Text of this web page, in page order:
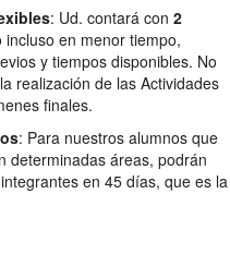
: Ud. contará con 2
en menor tiempo,
y tiempos disponibles. No
realización de las Actividades
finales.
: Para nuestros alumnos que
determinadas áreas, podrán
en 45 días, que es la